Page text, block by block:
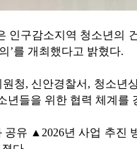
인구감소지역 청소년의
’를 개최했다고 밝혔다.
청, 신안경찰서, 청소
년들을 위한 협력 체계를
공유 ▲2026년 사업 추